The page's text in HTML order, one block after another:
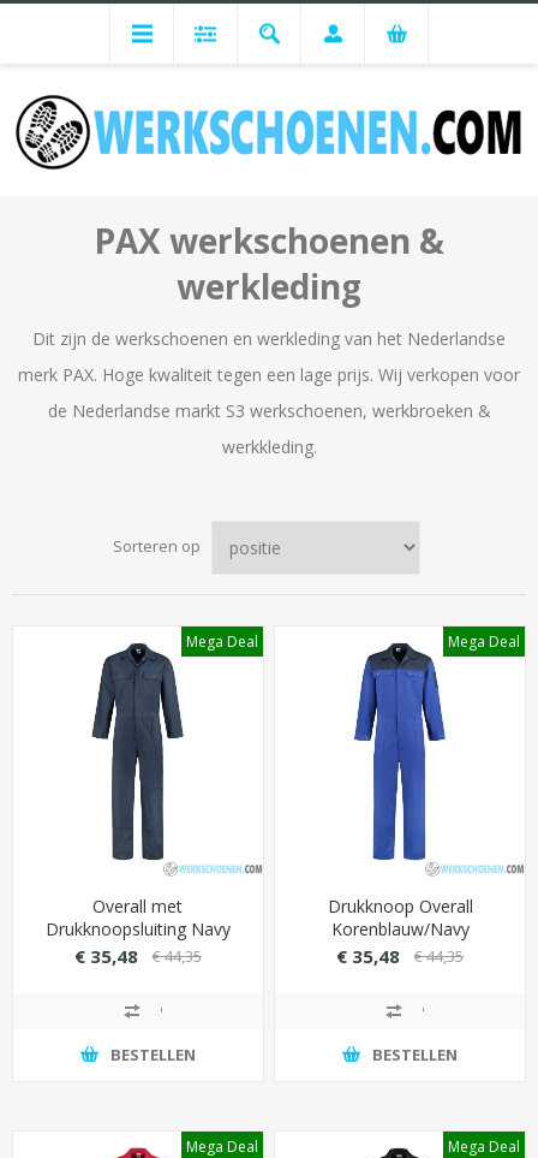
PAX
PAX werkschoenen &
werkleding
Dit zijn de werkschoenen en werkleding van het Nederlandse
merk PAX. Hoge kwaliteit tegen een lage prijs. Wij verkopen voor
de Nederlandse markt S3 werkschoenen, werkbroeken &
werkkleding.
Sorteren op
Mega Deal
Overall met
Drukknoopsluiting Navy
€ 35,48 € 44,35
BESTELLEN
Mega Deal
Drukknoop Overall
Korenblauw/Navy
€ 35,48 € 44,35
BESTELLEN
Mega Deal Mega Deal